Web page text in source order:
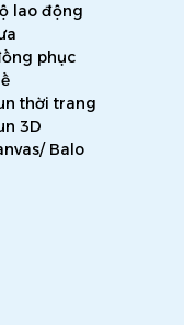
lao động
phục
thời trang
3D
Balo